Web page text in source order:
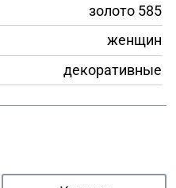
золото 585
женщин
декоративные